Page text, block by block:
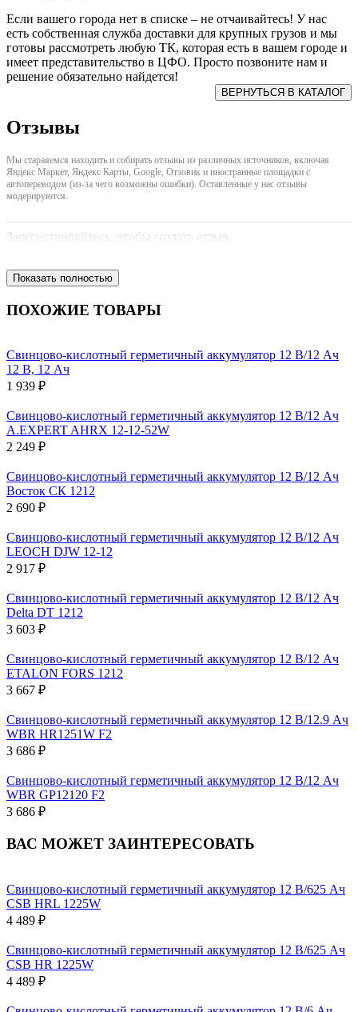
Если вашего города нет в списке – не отчаивайтесь! У нас
есть собственная служба доставки для крупных грузов и мы
готовы рассмотреть любую ТК, которая есть в вашем городе и
имеет представительство в ЦФО. Просто позвоните нам и
решение обязательно найдется!
Отзывы
Мы стараяемся находить и собирать отзывы из различных источников, включая
Яндекс Маркет, Яндекс Карты, Google, Отзовик и иностранные площадки с
автопереводом (из-за чего возможны ошибки). Оставленные у нас отзывы
модерируются.
Зарегистрируйтесь, чтобы создать отзыв.
Показать полностью
ПОХОЖИЕ ТОВАРЫ
Свинцово-кислотный герметичный аккумулятор 12 В/12 Ач
12 В, 12 Ач
1 939 ₽
Свинцово-кислотный герметичный аккумулятор 12 В/12 Ач
A.EXPERT AHRX 12-12-52W
2 249 ₽
Свинцово-кислотный герметичный аккумулятор 12 В/12 Ач
Восток СК 1212
2 690 ₽
Свинцово-кислотный герметичный аккумулятор 12 В/12 Ач
LEOCH DJW 12-12
2 917 ₽
Свинцово-кислотный герметичный аккумулятор 12 В/12 Ач
Delta DT 1212
3 603 ₽
Свинцово-кислотный герметичный аккумулятор 12 В/12 Ач
ETALON FORS 1212
3 667 ₽
Свинцово-кислотный герметичный аккумулятор 12 В/12.9 Ач
WBR HR1251W F2
3 686 ₽
Свинцово-кислотный герметичный аккумулятор 12 В/12 Ач
WBR GP12120 F2
3 686 ₽
ВАС МОЖЕТ ЗАИНТЕРЕСОВАТЬ
Свинцово-кислотный герметичный аккумулятор 12 В/625 Ач
CSB HRL 1225W
4 489 ₽
Свинцово-кислотный герметичный аккумулятор 12 В/625 Ач
CSB HR 1225W
4 489 ₽